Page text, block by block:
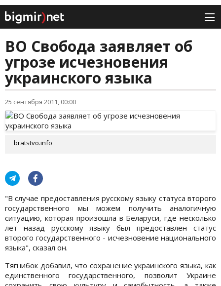
ВО Свобода заявляет об
угрозе исчезновения
украинского языка
25 сентября 2011, 00:00
bratstvo.info
"В случае предоставления русскому языку статуса второго
государственного мы можем получить аналогичную
ситуацию, которая произошла в Беларуси, где несколько
лет назад русскому языку был предоставлен статус
второго государственного - исчезновение национального
языка", сказал он.
Тягнибок добавил, что сохранение украинского языка, как
единственного государственного, позволит Украине